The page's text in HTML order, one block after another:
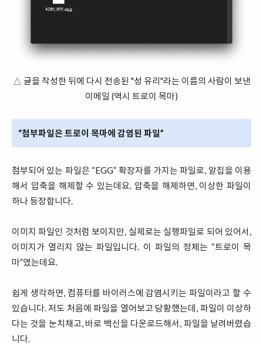
△ 글을 작성한 뒤에 다시 전송된 "성 유리"라는 이름의 사람이 보낸
이메일 (역시 트로이 목마)
“첨부파일은 트로이 목마에 감염된 파일”
첨부되어 있는 파일은 “EGG” 확장자를 가지는 파일로, 알집을 이용
해서 압축을 해제할 수 있는데요. 압축을 해제하면, 이상한 파일이
하나 등장합니다.
이미지 파일인 것처럼 보이지만, 실제로는 실행파일로 되어 있어서,
이미지가 열리지 않는 파일입니다. 이 파일의 정체는 “트로이 목
마”였는데요.
쉽게 생각하면, 컴퓨터를 바이러스에 감염시키는 파일이라고 할 수
있습니다. 저도 처음에 파일을 열어보고 당황했는데, 파일이 이상하
다는 것을 눈치채고, 바로 백신을 다운로드해서, 파일을 날려버렸습
니다.